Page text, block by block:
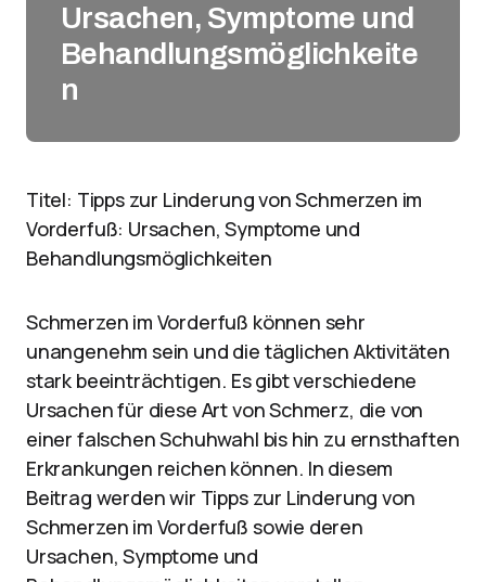
Ursachen, Symptome und
Behandlungsmöglichkeite
n
Titel: Tipps zur Linderung von Schmerzen im
Vorderfuß: Ursachen, Symptome und
Behandlungsmöglichkeiten
Schmerzen im Vorderfuß können sehr
unangenehm sein und die täglichen Aktivitäten
stark beeinträchtigen. Es gibt verschiedene
Ursachen für diese Art von Schmerz, die von
einer falschen Schuhwahl bis hin zu ernsthaften
Erkrankungen reichen können. In diesem
Beitrag werden wir Tipps zur Linderung von
Schmerzen im Vorderfuß sowie deren
Ursachen, Symptome und